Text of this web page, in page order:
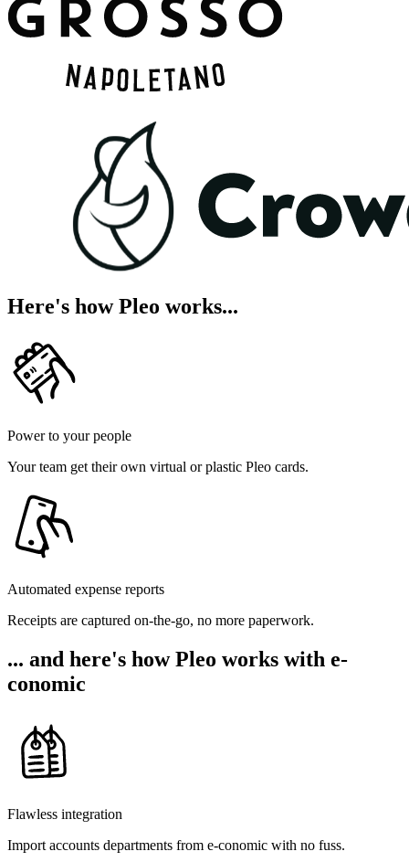
Here's how Pleo works...
Power to your people
Your team get their own virtual or plastic Pleo cards.
Automated expense reports
Receipts are captured on-the-go, no more paperwork.
... and here's how Pleo works with e-
conomic
Flawless integration
Import accounts departments from e-conomic with no fuss.